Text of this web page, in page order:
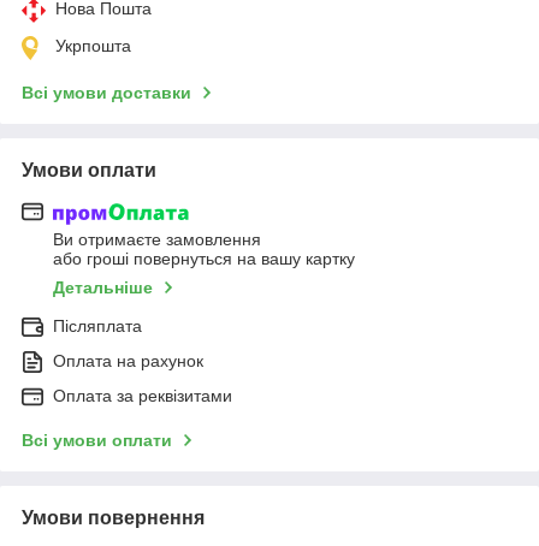
Нова Пошта
Укрпошта
Всі умови доставки
Умови оплати
Ви отримаєте замовлення
або гроші повернуться на вашу картку
Детальніше
Післяплата
Оплата на рахунок
Оплата за реквізитами
Всі умови оплати
Умови повернення